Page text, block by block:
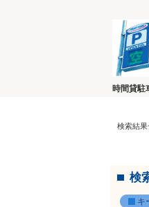
時間貸駐
検索結
検
キ